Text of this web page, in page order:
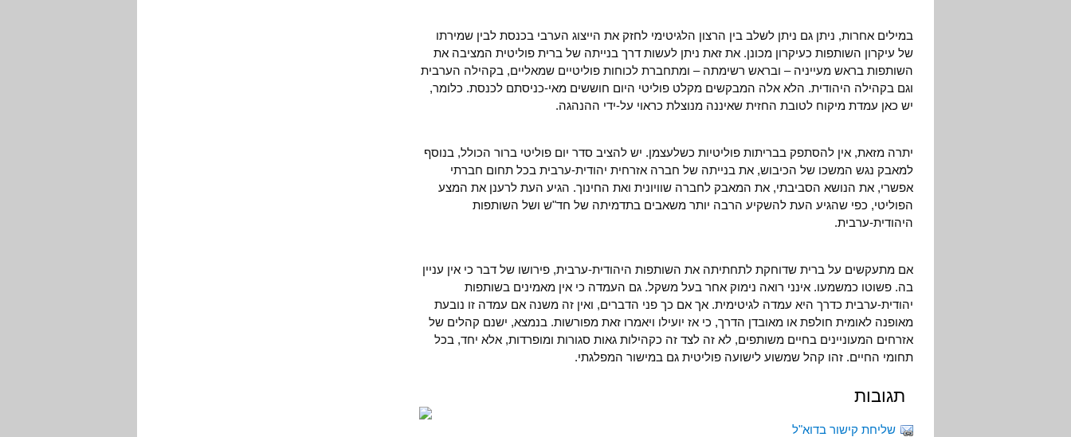
במילים אחרות, ניתן גם ניתן לשלב בין הרצון הלגיטימי לחזק את הייצוג הערבי בכנסת לבין שמירתו
של עיקרון השותפות כעיקרון מכונן. את זאת ניתן לעשות דרך בנייתה של ברית פוליטית המציבה את
השותפות בראש מעייניה – ובראש רשימתה – ומתחברת לכוחות פוליטיים שמאליים, בקהילה הערבית
וגם בקהילה היהודית. הלא אלה המבקשים מקלט פוליטי היום חוששים מאי-כניסתם לכנסת. כלומר,
יש כאן עמדת מיקוח לטובת החזית שאיננה מנוצלת כראוי על-ידי ההנהגה.
יתרה מזאת, אין להסתפק בבריתות פוליטיות כשלעצמן. יש להציב סדר יום פוליטי ברור הכולל, בנוסף
למאבק נגש המשכו של הכיבוש, את בנייתה של חברה אזרחית יהודית-ערבית בכל תחום חברתי
אפשרי, את הנושא הסביבתי, את המאבק לחברה שוויונית ואת החינוך. הגיע העת לרענן את המצע
הפוליטי, כפי שהגיע העת להשקיע הרבה יותר משאבים בתדמיתה של חד"ש ושל השותפות
היהודית-ערבית.
אם מתעקשים על ברית שדוחקת לתחתיתה את השותפות היהודית-ערבית, פירושו של דבר כי אין עניין
בה. פשוטו כמשמעו. אינני רואה נימוק אחר בעל משקל. גם העמדה כי אין מאמינים בשותפות
יהודית-ערבית כדרך היא עמדה לגיטימית. אך אם כך פני הדברים, ואין זה משנה אם עמדה זו נובעת
מאופנה לאומית חולפת או מאובדן הדרך, כי אז יועילו ויאמרו זאת מפורשות. בנמצא, ישנם קהלים של
אזרחים המעוניינים בחיים משותפים, לא זה לצד זה כקהילות גאות סגורות ומופרדות, אלא יחד, בכל
תחומי החיים. זהו קהל שמשוע לישועה פוליטית גם במישור המפלגתי.
תגובות
שליחת קישור בדוא"ל